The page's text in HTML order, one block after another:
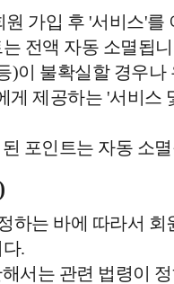
가입 후 '서비스'
전액 자동 소멸됩
)이 불확실할 경우
게 제공하는 '서비스
포인트는 자동 소
하는 바에 따라서
.
서는 관련 법령이